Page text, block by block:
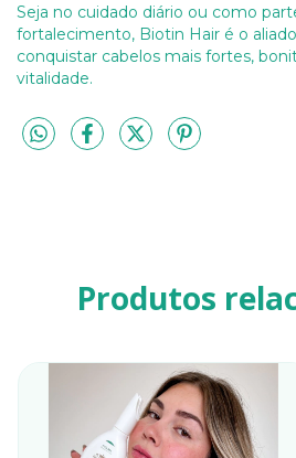
Seja no cuidado diário ou como
fortalecimento, Biotin Hair é o
conquistar cabelos mais fortes,
vitalidade.
Produtos